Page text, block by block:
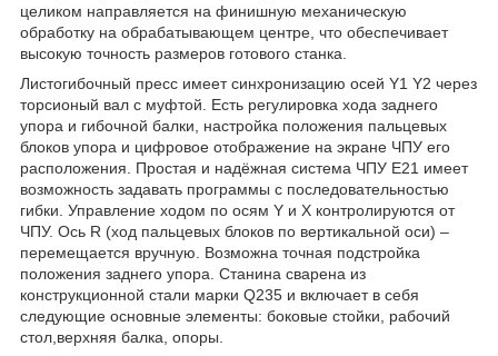
целиком направляется на финишную механическую
обработку на обрабатывающем центре, что обеспечивает
высокую точность размеров готового станка.
Листогибочный пресс имеет синхронизацию осей Y1 Y2 через
торсионый вал с муфтой. Есть регулировка хода заднего
упора и гибочной балки, настройка положения пальцевых
блоков упора и цифровое отображение на экране ЧПУ его
расположения. Простая и надёжная система ЧПУ E21 имеет
возможность задавать программы с последовательностью
гибки. Управление ходом по осям Y и X контролируются от
ЧПУ. Ось R (ход пальцевых блоков по вертикальной оси) –
перемещается вручную. Возможна точная подстройка
положения заднего упора. Станина сварена из
конструкционной стали марки Q235 и включает в себя
следующие основные элементы: боковые стойки, рабочий
стол,верхняя балка, опоры.